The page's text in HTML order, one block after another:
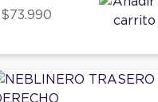
$73.990